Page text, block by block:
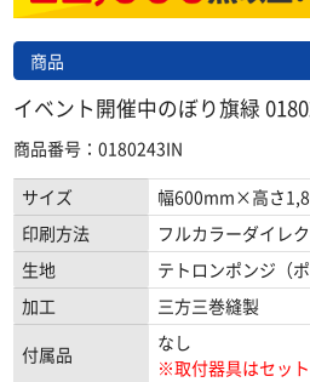
商品
イベント開催中のぼり旗緑
商品番号：0180243IN
サイズ
幅600mm×高さ
印刷方法
フルカラーダイレ
生地
テトロンポンジ（
加工
三方三巻縫製
付属品
なし
※取付器具はセット